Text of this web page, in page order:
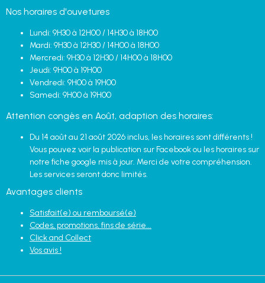
Nos horaires d'ouvetures
Lundi: 9H30 à 12H00 / 14H30 à 18H00
Mardi: 9H30 à 12H30 / 14H00 à 18H00
Mercredi: 9H30 à 12H30 / 14H00 à 18H00
Jeudi: 9H00 à 19H00
Vendredi: 9H00 à 19H00
Samedi: 9H00 à 19H00
Attention congès en Août, adaption des horaires:
Du 14 août au 21 août 2026 inclus, les horaires sont différents !
Vous pouvez voir la publication sur Facebook ou les horaires sur
notre fiche google mis à jour. Merci de votre compréhension.
Les services seront donc limités.
Avantages clients
Satisfait(e) ou remboursé(e)
Codes, promotions, fins de série...
Click and Collect
Vos avis !